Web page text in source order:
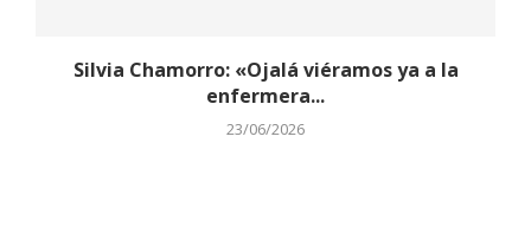
Silvia Chamorro: «Ojalá viéramos ya a la
enfermera...
23/06/2026